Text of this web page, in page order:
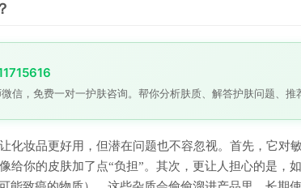
信，免费一对一护肤咨询。帮你分析肤质、解答护肤问题、推
化妆品更好用，但潜在问题也不容忽视。首先，它对
给你的皮肤加了点“负担”。其次，更让人担心的是，